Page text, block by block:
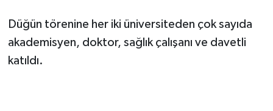
Düğün törenine her iki üniversiteden çok sayıda
akademisyen, doktor, sağlık çalışanı ve davetli
katıldı.